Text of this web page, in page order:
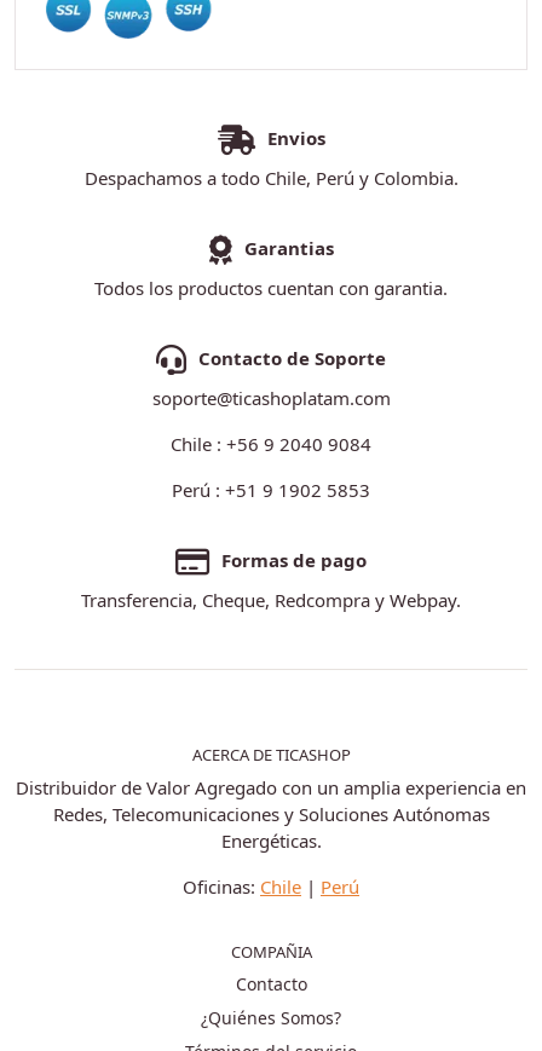
Envios
Despachamos a todo Chile, Perú y Colombia.
Garantias
Todos los productos cuentan con garantia.
Contacto de Soporte
soporte@ticashoplatam.com
Chile : +56 9 2040 9084
Perú : +51 9 1902 5853
Formas de pago
Transferencia, Cheque, Redcompra y Webpay.
ACERCA DE TICASHOP
Distribuidor de Valor Agregado con un amplia experiencia en
Redes, Telecomunicaciones y Soluciones Autónomas
Energéticas.
Oficinas: Chile | Perú
COMPAÑIA
Contacto
¿Quiénes Somos?